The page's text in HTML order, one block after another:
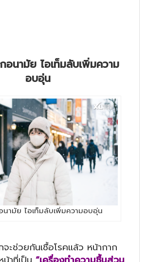
อนามัย ไอเท็มลับเพิ่มความ
อบอุ่น
นามัย ไอเท็มลับเพิ่มความอบอุ่น
วยกันเชื้อโรคแล้ว หน้ากาก